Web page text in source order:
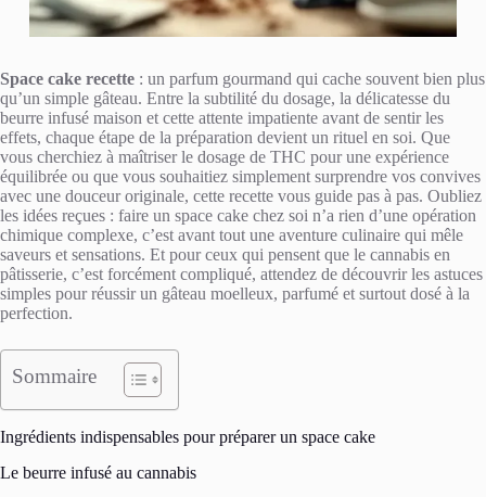
Space cake recette : un parfum gourmand qui cache souvent bien plus
qu’un simple gâteau. Entre la subtilité du dosage, la délicatesse du
beurre infusé maison et cette attente impatiente avant de sentir les
effets, chaque étape de la préparation devient un rituel en soi. Que
vous cherchiez à maîtriser le dosage de THC pour une expérience
équilibrée ou que vous souhaitiez simplement surprendre vos convives
avec une douceur originale, cette recette vous guide pas à pas. Oubliez
les idées reçues : faire un space cake chez soi n’a rien d’une opération
chimique complexe, c’est avant tout une aventure culinaire qui mêle
saveurs et sensations. Et pour ceux qui pensent que le cannabis en
pâtisserie, c’est forcément compliqué, attendez de découvrir les astuces
simples pour réussir un gâteau moelleux, parfumé et surtout dosé à la
perfection.
Sommaire
Ingrédients indispensables pour préparer un space cake
Le beurre infusé au cannabis